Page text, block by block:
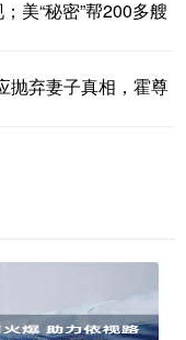
美“秘密”帮200多艘
抛弃妻子真相，霍尊